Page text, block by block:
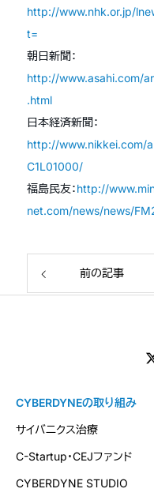
http://www.nhk.or.jp/
t=
朝日新聞：
http://www.asahi.com/
.html
日本経済新聞：
http://www.nikkei.com/
C1L01000/
福島民友：http://
net.com/news/news/
前の記事
CYBERDYNEの取り組み
サイバニクス治療
C-Startup・CEJファンド
CYBERDYNE STUDIO